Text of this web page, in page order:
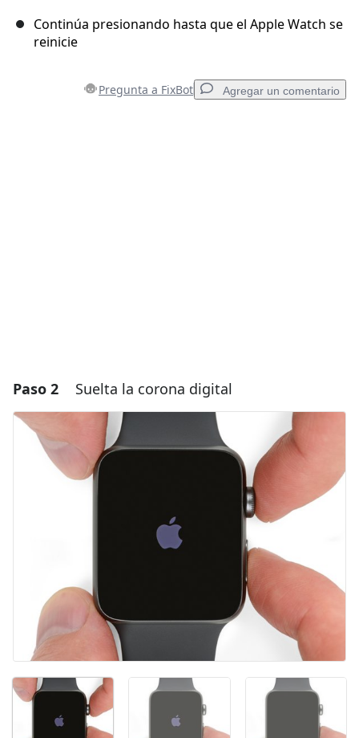
Continúa presionando hasta que el Apple Watch se
reinicie
Pregunta a FixBot Agregar un comentario
Paso 2 Suelta la corona digital